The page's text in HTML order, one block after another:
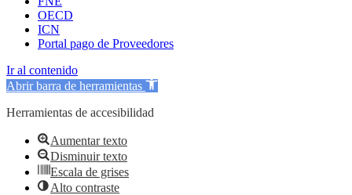
OECD
ICN
Portal pago de Proveedores
Ir al contenido
Abrir barra de herramientas
Herramientas de accesibilidad
Aumentar texto
Disminuir texto
Escala de grises
Alto contraste